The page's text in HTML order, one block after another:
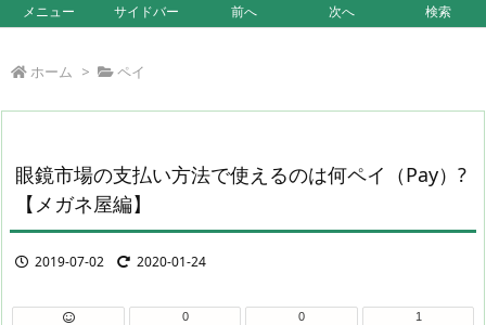
メニュー サイドバー 前へ 次へ 検索
ホーム > ペイ
眼鏡市場の支払い方法で使えるのは何ペイ（Pay）?
【メガネ屋編】
2019-07-02 2020-01-24
0 0 1